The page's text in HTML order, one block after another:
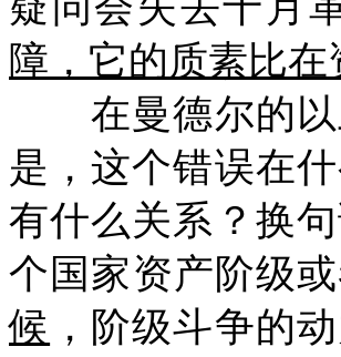
障，它的质素比
在曼德尔的以
是，这个错误在
有什么关系？换
个国家资产阶级
候 ，阶级斗争的